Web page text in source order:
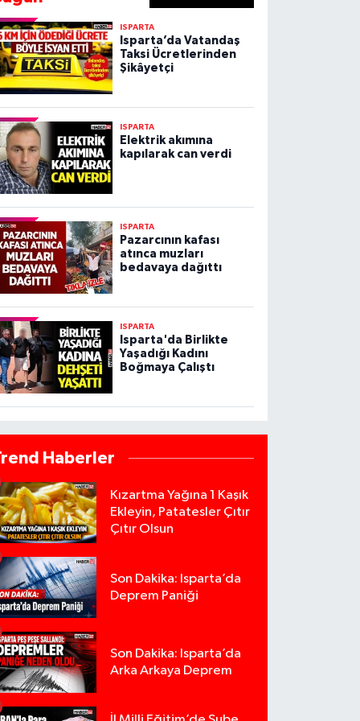
ISPARTA
Isparta’da Vatandaş
Taksi Ücretlerinden
Şikâyetçi
ISPARTA
Elektrik akımına
kapılarak can verdi
ISPARTA
Pazarcının kafası
atınca muzları
bedavaya dağıttı
ISPARTA
Isparta'da Birlikte
Yaşadığı Kadını
Boğmaya Çalıştı
Haberler
Kızartma Yağına 1 Kaşık
Ekleyin, Patatesler Çıtır
Çıtır Olsun
Son Dakika: Isparta’da
Deprem Paniği
Son Dakika: Isparta’da
Arka Arkaya Deprem